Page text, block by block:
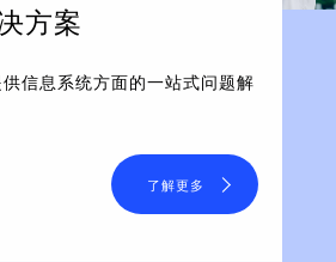
方案
信息系统方面的一站式问题解
了解更多